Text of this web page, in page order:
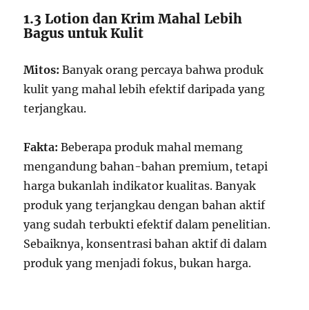
1.3 Lotion dan Krim Mahal Lebih
Bagus untuk Kulit
Mitos: Banyak orang percaya bahwa produk
kulit yang mahal lebih efektif daripada yang
terjangkau.
Fakta: Beberapa produk mahal memang
mengandung bahan-bahan premium, tetapi
harga bukanlah indikator kualitas. Banyak
produk yang terjangkau dengan bahan aktif
yang sudah terbukti efektif dalam penelitian.
Sebaiknya, konsentrasi bahan aktif di dalam
produk yang menjadi fokus, bukan harga.